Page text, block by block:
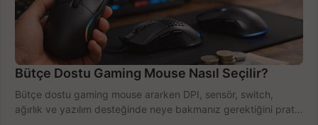
Bütçe Dostu Gaming Mouse Nasıl Seçilir?
Bütçe dostu gaming mouse ararken DPI, sensör, switch,
ağırlık ve yazılım desteğinde neye bakmanız gerektiğini pratik